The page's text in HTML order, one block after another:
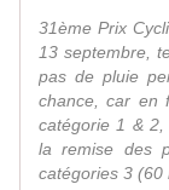
31ème Prix
13 septembre,
pas de pluie
chance, car en
catégorie 1 &
la remise des
catégories 3 (60